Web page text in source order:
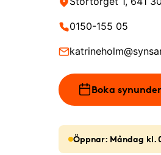
0150-155 05
Boka
Öppnar: Måndag kl.